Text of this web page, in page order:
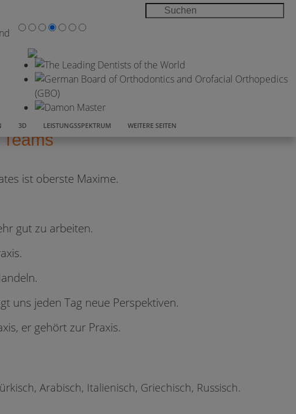
3D LEISTUNGSSPEKTRUM WEITERE SEITEN
ist oberste Maxime.
gut zu arbeiten.
uns jeden Tag neue Perspektiven.
er gehört zur Praxis.
Arabisch, Italienisch, Griechisch, Russisch.